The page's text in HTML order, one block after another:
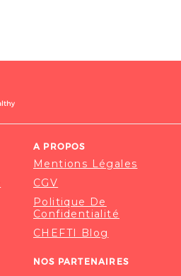
A PROPOS
Mentions Légales
CGV
Politique De
Confidentialité
CHEFTI Blog
NOS PARTENAIRES